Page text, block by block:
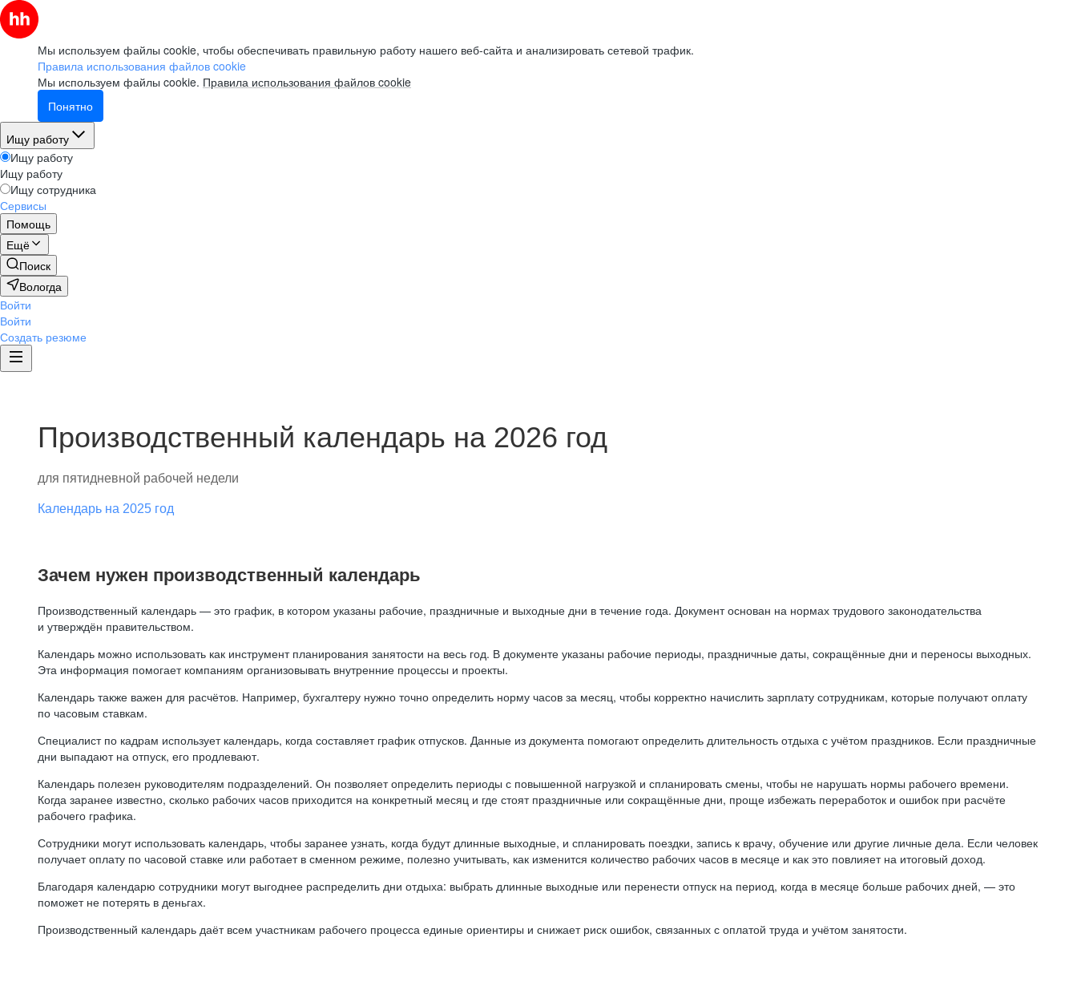
Мы используем файлы cookie, чтобы обеспечивать правильную работу нашего веб-сайта и анализировать сетевой трафик.
Правила использования файлов cookie
Мы используем файлы cookie. Правила использования файлов cookie
Понятно
Ищу работу
Ищу работу
Ищу работу
Ищу сотрудника
Сервисы
Помощь
Ещё
Поиск
Вологда
Войти
Войти
Создать резюме
Производственный календарь на 2026 год
для пятидневной рабочей недели
Календарь на 2025 год
Зачем нужен производственный календарь
Производственный календарь — это график, в котором указаны рабочие, праздничные и выходные дни в течение года. Документ основан на нормах трудового законодательства
и утверждён правительством.
Календарь можно использовать как инструмент планирования занятости на весь год. В документе указаны рабочие периоды, праздничные даты, сокращённые дни и переносы выходных.
Эта информация помогает компаниям организовывать внутренние процессы и проекты.
Календарь также важен для расчётов. Например, бухгалтеру нужно точно определить норму часов за месяц, чтобы корректно начислить зарплату сотрудникам, которые получают оплату
по часовым ставкам.
Специалист по кадрам использует календарь, когда составляет график отпусков. Данные из документа помогают определить длительность отдыха с учётом праздников. Если праздничные
дни выпадают на отпуск, его продлевают.
Календарь полезен руководителям подразделений. Он позволяет определить периоды с повышенной нагрузкой и спланировать смены, чтобы не нарушать нормы рабочего времени.
Когда заранее известно, сколько рабочих часов приходится на конкретный месяц и где стоят праздничные или сокращённые дни, проще избежать переработок и ошибок при расчёте
рабочего графика.
Сотрудники могут использовать календарь, чтобы заранее узнать, когда будут длинные выходные, и спланировать поездки, запись к врачу, обучение или другие личные дела. Если человек
получает оплату по часовой ставке или работает в сменном режиме, полезно учитывать, как изменится количество рабочих часов в месяце и как это повлияет на итоговый доход.
Благодаря календарю сотрудники могут выгоднее распределить дни отдыха: выбрать длинные выходные или перенести отпуск на период, когда в месяце больше рабочих дней, — это
поможет не потерять в деньгах.
Производственный календарь даёт всем участникам рабочего процесса единые ориентиры и снижает риск ошибок, связанных с оплатой труда и учётом занятости.